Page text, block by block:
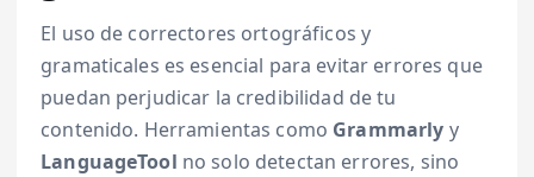
El uso de correctores ortográficos y
gramaticales es esencial para evitar errores que
puedan perjudicar la credibilidad de tu
contenido. Herramientas como Grammarly y
LanguageTool no solo detectan errores, sino